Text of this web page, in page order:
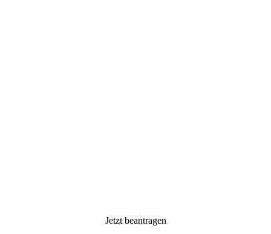
Jetzt beantragen